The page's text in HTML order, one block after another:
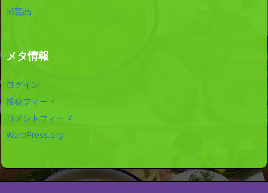
民芸品
メタ情報
ログイン
投稿フィード
コメントフィード
WordPress.org